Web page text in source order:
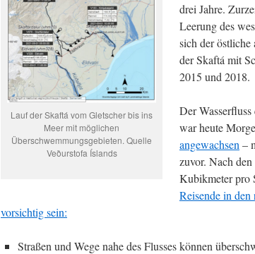
Lauf der Skaftá vom Gletscher bis ins
Meer mit möglichen
Überschwemmungsgebieten. Quelle
Veðurstofa Íslands
drei Jahre.
Leerung des
sich der östliche
der Skaftá mit
2015 und 2018.
Der
war heute
angewachsen –
zuvor. Nach
Kubikmeter pro
Reisende in den
vorsichtig sein:
Straßen und Wege nahe des Flusses können